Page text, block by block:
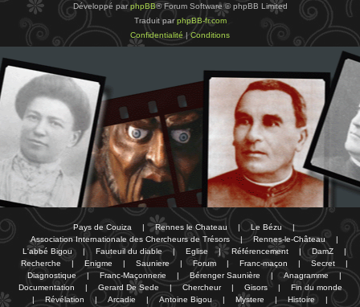
Développé parphpBB® Forum Software © phpBB Limited
Traduit parphpBB-fr.com
Confidentialité |Conditions
Pays de Couiza | Rennes le Chateau | Le Bézu
|
Association Internationale des Chercheurs de Trésors
| Rennes-le-Château
|
L'abbé Bigou
| Fauteuil du diable | Eglise | Référencement | DamZ
|
Recherche
| Enigme | Sauniere | Forum | Franc-maçon | Secret
|
Diagnostique
| Franc-Maçonnerie | Bérenger Saunière | Anagramme
|
Documentation
| Gerard De Sede | Chercheur | Gisors |
Fin du monde
|
Révélation | Arcadie | Antoine Bigou | Mystere | Histoire |